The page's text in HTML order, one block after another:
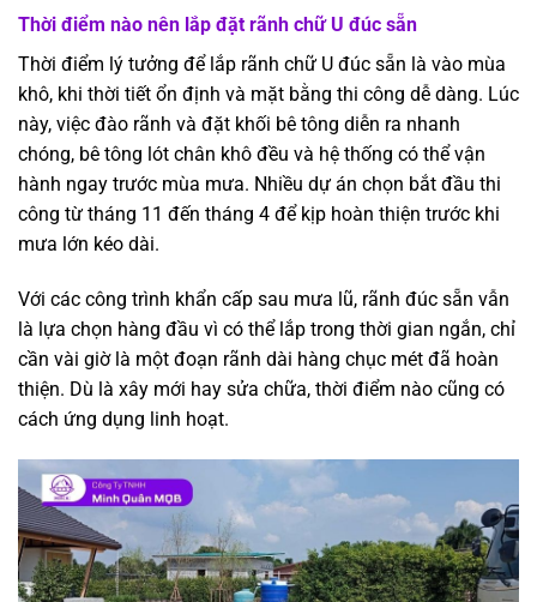
Thời điểm nào nên lắp đặt rãnh chữ U đúc sẵn
Thời điểm lý tưởng để lắp rãnh chữ U đúc sẵn là vào mùa
khô, khi thời tiết ổn định và mặt bằng thi công dễ dàng. Lúc
này, việc đào rãnh và đặt khối bê tông diễn ra nhanh
chóng, bê tông lót chân khô đều và hệ thống có thể vận
hành ngay trước mùa mưa. Nhiều dự án chọn bắt đầu thi
công từ tháng 11 đến tháng 4 để kịp hoàn thiện trước khi
mưa lớn kéo dài.
Với các công trình khẩn cấp sau mưa lũ, rãnh đúc sẵn vẫn
là lựa chọn hàng đầu vì có thể lắp trong thời gian ngắn, chỉ
cần vài giờ là một đoạn rãnh dài hàng chục mét đã hoàn
thiện. Dù là xây mới hay sửa chữa, thời điểm nào cũng có
cách ứng dụng linh hoạt.